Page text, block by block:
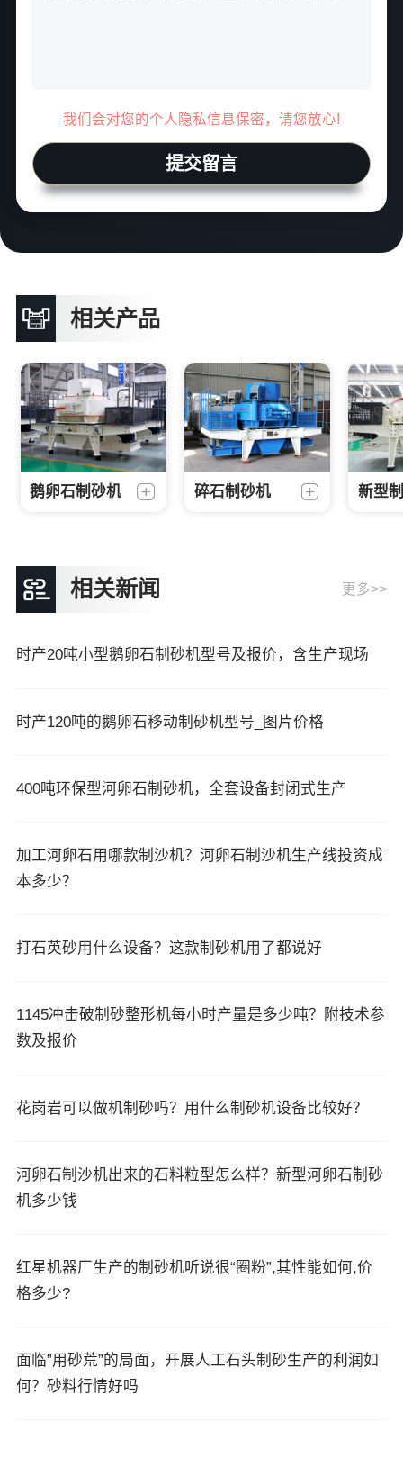
我们会对您的个人隐私信息保密，请您放心!
提交留言
相关产品
鹅卵石制砂机 碎石制砂机 新型
相关新闻 更多>>
时产20吨小型鹅卵石制砂机型号及报价，含生产现场
时产120吨的鹅卵石移动制砂机型号_图片价格
400吨环保型河卵石制砂机，全套设备封闭式生产
加工河卵石用哪款制沙机？河卵石制沙机生产线投资成
本多少？
打石英砂用什么设备？这款制砂机用了都说好
1145冲击破制砂整形机每小时产量是多少吨？附技术参
数及报价
花岗岩可以做机制砂吗？用什么制砂机设备比较好？
河卵石制沙机出来的石料粒型怎么样？新型河卵石制砂
机多少钱
红星机器厂生产的制砂机听说很“圈粉”,其性能如何,价
格多少?
面临”用砂荒”的局面，开展人工石头制砂生产的利润如
何？砂料行情好吗